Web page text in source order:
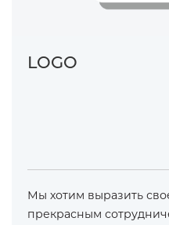
LOGO
Мы хотим выразить
прекрасным